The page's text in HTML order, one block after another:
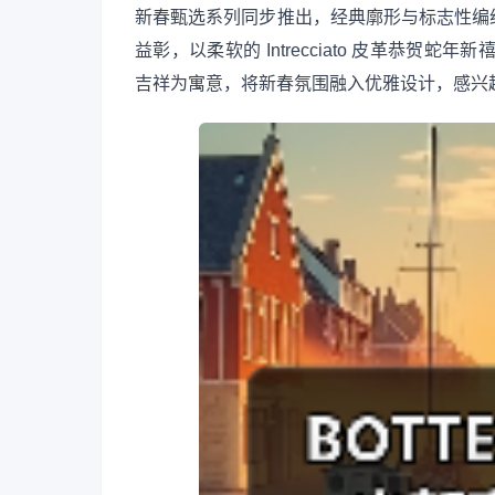
新春甄选系列同步推出，经典廓形与标志性
益彰，以柔软的 Intrecciato 皮革恭贺蛇年新
吉祥为寓意，将新春氛围融入优雅设计，感